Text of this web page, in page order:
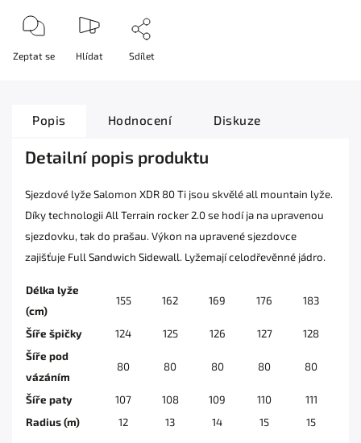
Zeptat se Hlídat Sdílet
Popis Hodnocení Diskuze
Detailní popis produktu
Sjezdové lyže Salomon XDR 80 Ti jsou skvělé all mountain lyže.
Díky technologii All Terrain rocker 2.0 se hodí ja na upravenou
sjezdovku, tak do prašau. Výkon na upravené sjezdovce
zajišťuje Full Sandwich Sidewall. Lyžemají celodřevěnné jádro.
Délka lyže
(cm)
155 162 169 176 183
Šíře špičky 124 125 126 127
128
Šíře pod
vázáním
80 80 80 80 80
Šíře paty 107 108 109 110
111
Radius (m)
12 13 14 15 15